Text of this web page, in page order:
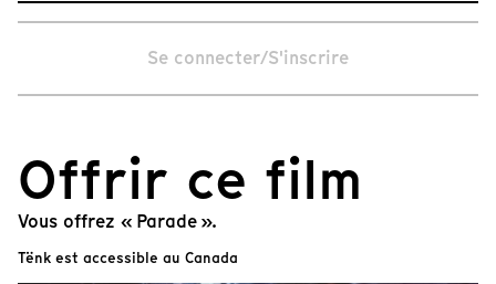
Se connecter/S'inscrire
Offrir ce film
Vous offrez « Parade ».
Tënk est accessible au Canada